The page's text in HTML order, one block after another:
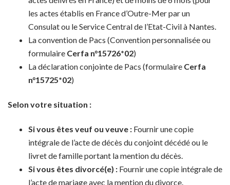
les actes établis en France d’Outre-Mer par un
Consulat ou le Service Central de l’Etat-Civil à Nantes.
La convention de Pacs (Convention personnalisée ou
formulaire Cerfa n°15726*02)
La déclaration conjointe de Pacs (formulaire Cerfa
n°15725*02)
Selon votre situation :
Si vous êtes veuf ou veuve : Fournir une copie
intégrale de l’acte de décès du conjoint décédé ou le
livret de famille portant la mention du décès.
Si vous êtes divorcé(e) : Fournir une copie intégrale de
l’acte de mariage avec la mention du divorce.